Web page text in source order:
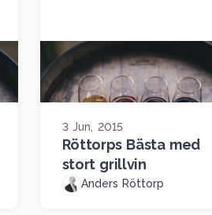
3 Jun, 2015
Röttorps Bästa med
stort grillvin
Anders Röttorp